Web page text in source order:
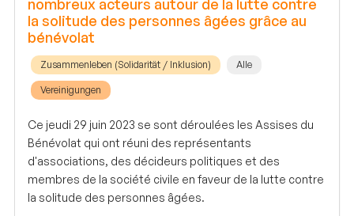
nombreux acteurs autour de la lutte contre
la solitude des personnes âgées grâce au
bénévolat
Zusammenleben (Solidarität / Inklusion) Alle
Vereinigungen
Ce jeudi 29 juin 2023 se sont déroulées les Assises du
Bénévolat qui ont réuni des représentants
d'associations, des décideurs politiques et des
membres de la société civile en faveur de la lutte contre
la solitude des personnes âgées.